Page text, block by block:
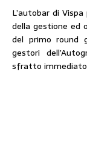
L’autobar di
della gestione ed
del primo round
gestori
sfratto